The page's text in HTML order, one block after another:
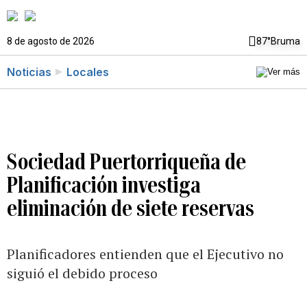
8 de agosto de 2026 87°Bruma
Noticias Locales
Sociedad Puertorriqueña de
Planificación investiga
eliminación de siete reservas
Planificadores entienden que el Ejecutivo no
siguió el debido proceso